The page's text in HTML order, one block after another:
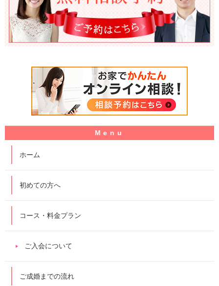
ホーム
初めての方へ
コース・料金プラン
ご入会について
ご成婚までの流れ